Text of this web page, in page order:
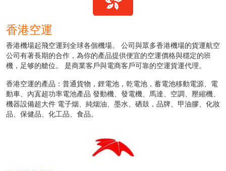
香港空運
香港機場起飛空運到全球各個機場。 公司與眾多香港機場的貨運航空
公司有著長期的合作，為你的產品提供便宜的空運價格與穩定的班
機，足够的艙位。 是商業客戶與電商客戶可靠的空運貨運代理。
香港空運的產品：普通貨物，鋰電池，乾電池，蓄電池移動電源、電
動車、內寘超功率電池產品 發動機、發電機、馬達、空調、壓縮機、
機器設備超大件 電子烟、純烟油、墨水、硒鼓，品牌、甲油膠、化妝
品、保健品、化工品、食品。